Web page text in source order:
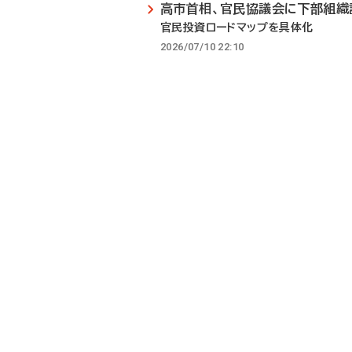
高市首相、官民協議会に下部組織
官民投資ロードマップを具体化
2026/07/10 22:10